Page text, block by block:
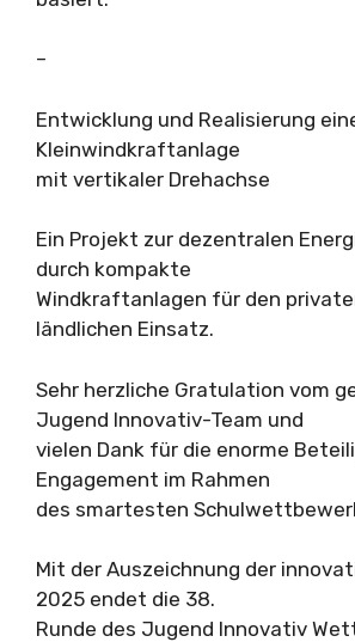
–
Entwicklung und Realisierung
Kleinwindkraftanlage
mit vertikaler Drehachse
Ein Projekt zur dezentralen
durch kompakte
Windkraftanlagen für den
ländlichen Einsatz.
Sehr herzliche Gratulation vom
Jugend Innovativ-Team und
vielen Dank für die enorme
Engagement im Rahmen
des smartesten
Mit der Auszeichnung der
2025 endet die 38.
Runde des Jugend Innovativ